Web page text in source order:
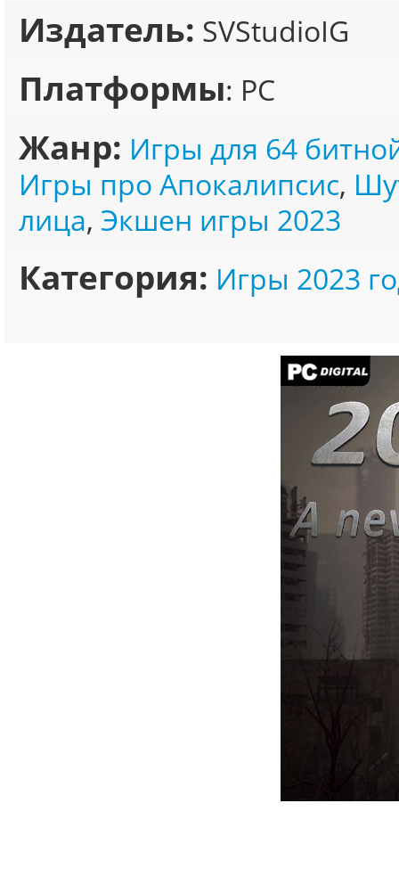
Издатель: SVStudioIG
Платформы: PC
Жанр: Игры для 64
Игры про Апокалипсис,
лица, Экшен игры 2023
Категория: Игры 2023